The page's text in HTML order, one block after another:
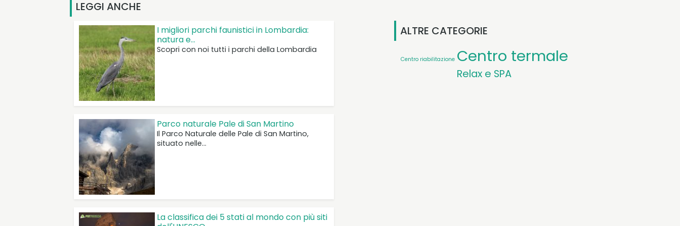
LEGGI ANCHE
I migliori parchi faunistici in Lombardia:
natura e…
Scopri con noi tutti i parchi della Lombardia
Parco naturale Pale di San Martino
Il Parco Naturale delle Pale di San Martino,
situato nelle…
La classifica dei 5 stati al mondo con più siti
ALTRE CATEGORIE
Centro riabilitazione Centro termale
Relax e SPA